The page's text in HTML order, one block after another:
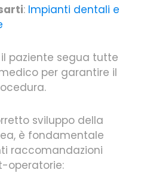
: Impianti dentali e
paziente segua tutte
per garantire il
sviluppo della
è fondamentale
raccomandazioni
operatorie: